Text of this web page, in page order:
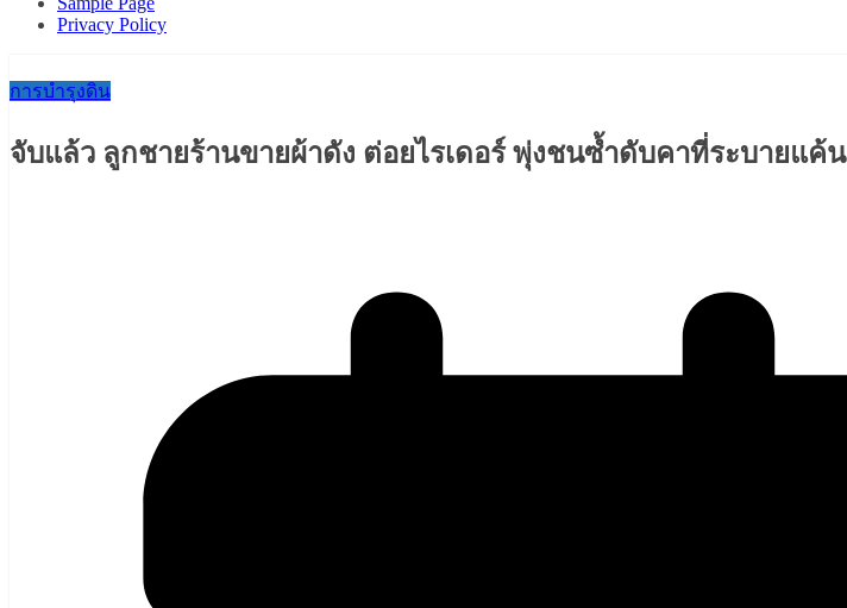
Privacy Policy
การบำรุงดิน
จับแล้ว ลูกชายร้านขายผ้าดัง ต่อยไรเดอร์ พุ่งชนซ้ำดับคาที่ระบายแค้น